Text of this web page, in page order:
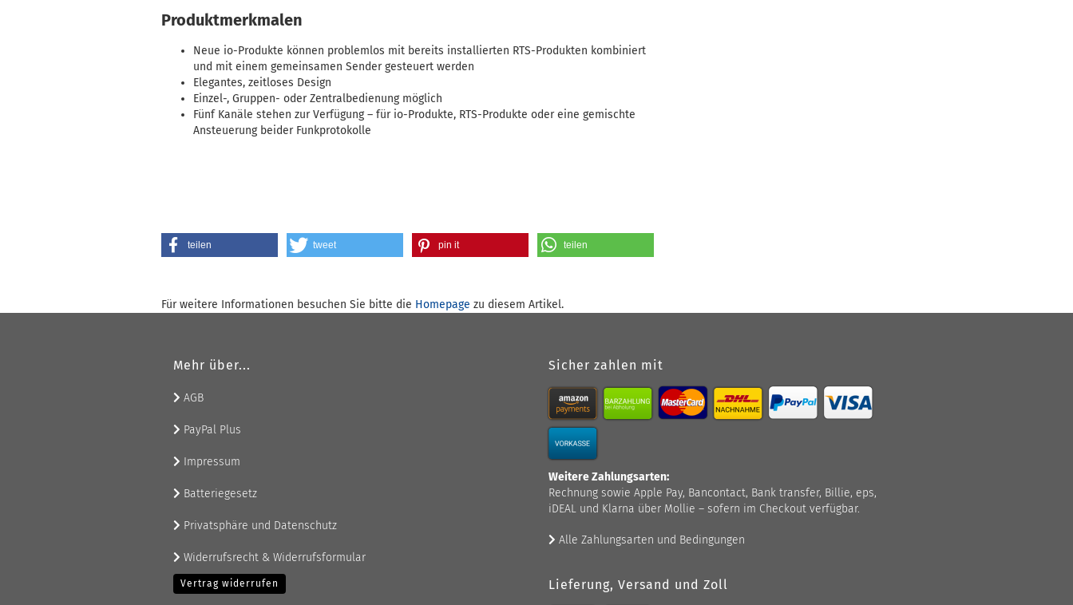
Produktmerkmalen
Neue io-Produkte können problemlos mit bereits installierten RTS-Produkten kombiniert
und mit einem gemeinsamen Sender gesteuert werden
Elegantes, zeitloses Design
Einzel-, Gruppen- oder Zentralbedienung möglich
Fünf Kanäle stehen zur Verfügung – für io-Produkte, RTS-Produkte oder eine gemischte
Ansteuerung beider Funkprotokolle
teilen tweet pin it teilen
Für weitere Informationen besuchen Sie bitte die Homepage zu diesem Artikel.
Mehr über...
AGB
PayPal Plus
Impressum
Batteriegesetz
Privatsphäre und Datenschutz
Widerrufsrecht & Widerrufsformular
Vertrag widerrufen
Sicher zahlen mit
Weitere Zahlungsarten:
Rechnung sowie Apple Pay, Bancontact, Bank transfer, Billie, eps,
iDEAL und Klarna über Mollie – sofern im Checkout verfügbar.
Alle Zahlungsarten und Bedingungen
Lieferung, Versand und Zoll